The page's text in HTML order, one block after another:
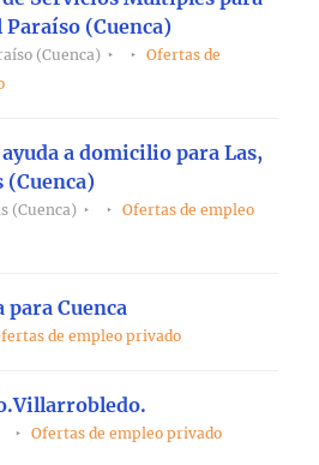
Paraíso (Cuenca)
(Cuenca)
Ofertas de
a domicilio para Las,
(Cuenca)
(Cuenca)
Ofertas de empleo
para Cuenca
de empleo privado
Ofertas de empleo privado